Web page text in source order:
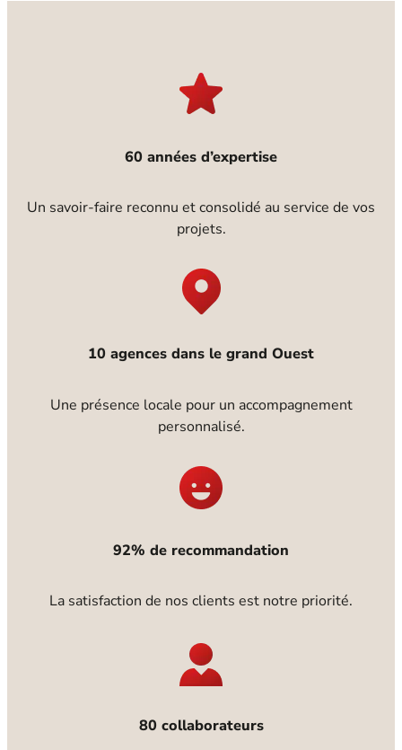
60 années d’expertise
Un savoir-faire reconnu et consolidé au service de vos
projets.
10 agences dans le grand Ouest
Une présence locale pour un accompagnement
personnalisé.
92% de recommandation
La satisfaction de nos clients est notre priorité.
80 collaborateurs